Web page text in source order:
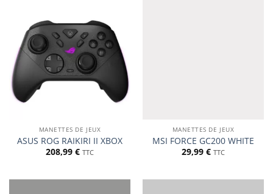
MANETTES DE JEUX
ASUS ROG RAIKIRI II XBOX
208,99 € TTC
MANETTES DE JEUX
MSI FORCE GC200 WHITE
29,99 € TTC